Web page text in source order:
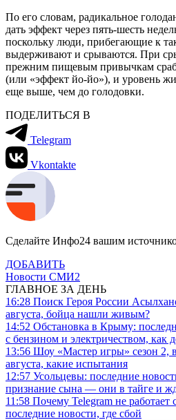
По его словам, радикальное
дать эффект через пять-шесть
поскольку люди, прибегающие к
выдерживают и срываются. При
прежним пищевым привычкам
(или «эффект йо-йо»), и уровень
еще выше, чем до голодовки.
ПОДЕЛИТЬСЯ В
Telegram
Vkontakte
Сделайте Инфо24 вашим
ДОБАВИТЬ
Новости СМИ2
ГЛАВНОЕ ЗА ДЕНЬ
16:28 Поиск Героя России
августа, бойца нашли живым?
14:52 Обстановка в Крыму:
с бензином и электричеством, как
13:56 Шоу «Мастер игры» сезон 2,
августа, какие испытания
12:57 Усольцевы: последние
признание сына — они в тайге и
11:58 Почему Telegram не работает
последние новости, где сбой